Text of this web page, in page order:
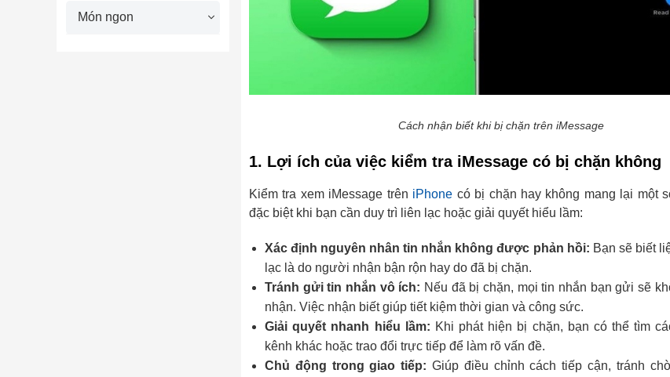
Món ngon
Cách nhận biết khi bị chặn trên iMessage
1. Lợi ích của việc kiểm tra iMessage có bị chặn không
Kiểm tra xem iMessage trên iPhone có bị chặn hay không mang lại một
đặc biệt khi bạn cần duy trì liên lạc hoặc giải quyết hiểu lầm:
Xác định nguyên nhân tin nhắn không được phản hồi: Bạn sẽ biết
lạc là do người nhận bận rộn hay do đã bị chặn.
Tránh gửi tin nhắn vô ích: Nếu đã bị chặn, mọi tin nhắn bạn gửi sẽ
nhận. Việc nhận biết giúp tiết kiệm thời gian và công sức.
Giải quyết nhanh hiểu lầm: Khi phát hiện bị chặn, bạn có thể tìm
kênh khác hoặc trao đổi trực tiếp để làm rõ vấn đề.
Chủ động trong giao tiếp: Giúp điều chỉnh cách tiếp cận, tránh